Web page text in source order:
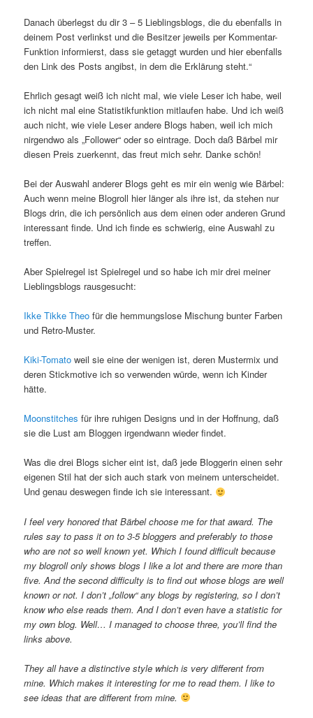
Danach überlegst du dir 3 – 5 Lieblingsblogs, die du ebenfalls in
deinem Post verlinkst und die Besitzer jeweils per Kommentar-
Funktion informierst, dass sie getaggt wurden und hier ebenfalls
den Link des Posts angibst, in dem die Erklärung steht.“
Ehrlich gesagt weiß ich nicht mal, wie viele Leser ich habe, weil
ich nicht mal eine Statistikfunktion mitlaufen habe. Und ich weiß
auch nicht, wie viele Leser andere Blogs haben, weil ich mich
nirgendwo als „Follower“ oder so eintrage. Doch daß Bärbel mir
diesen Preis zuerkennt, das freut mich sehr. Danke schön!
Bei der Auswahl anderer Blogs geht es mir ein wenig wie Bärbel:
Auch wenn meine Blogroll hier länger als ihre ist, da stehen nur
Blogs drin, die ich persönlich aus dem einen oder anderen Grund
interessant finde. Und ich finde es schwierig, eine Auswahl zu
treffen.
Aber Spielregel ist Spielregel und so habe ich mir drei meiner
Lieblingsblogs rausgesucht:
Ikke Tikke Theo für die hemmungslose Mischung bunter Farben
und Retro-Muster.
Kiki-Tomato weil sie eine der wenigen ist, deren Mustermix und
deren Stickmotive ich so verwenden würde, wenn ich Kinder
hätte.
Moonstitches für ihre ruhigen Designs und in der Hoffnung, daß
sie die Lust am Bloggen irgendwann wieder findet.
Was die drei Blogs sicher eint ist, daß jede Bloggerin einen sehr
eigenen Stil hat der sich auch stark von meinem unterscheidet.
Und genau deswegen finde ich sie interessant.
I feel very honored that Bärbel choose me for that award. The
rules say to pass it on to 3-5 bloggers and preferably to those
who are not so well known yet. Which I found difficult because
my blogroll only shows blogs I like a lot and there are more than
five. And the second difficulty is to find out whose blogs are well
known or not. I don’t „follow“ any blogs by registering, so I don’t
know who else reads them. And I don’t even have a statistic for
my own blog. Well… I managed to choose three, you’ll find the
links above.
They all have a distinctive style which is very different from
mine. Which makes it interesting for me to read them. I like to
see ideas that are different from mine.